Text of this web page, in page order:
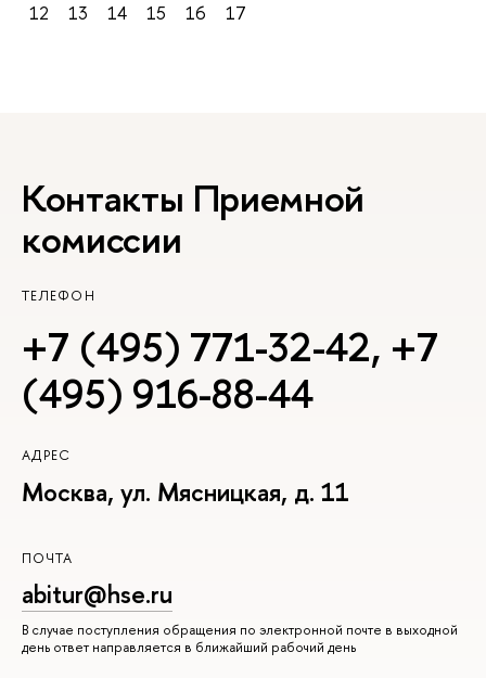
12
13 14 15 16 17
Контакты Приемной
комиссии
ТЕЛЕФОН
+7 (495) 771-32-42, +7
(495) 916-88-44
АДРЕС
Москва, ул. Мясницкая, д. 11
ПОЧТА
abitur@hse.ru
В случае поступления обращения по электронной почте в выходной
день ответ направляется в ближайший рабочий день